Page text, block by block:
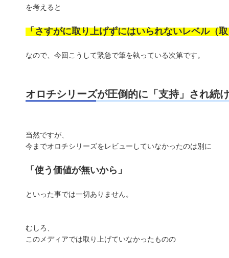
を考えると
「さすがに取り上げずにはいられないレベル（
なので、今回こうして緊急で筆を執っている次第です。
オロチシリーズが圧倒的に「支持」され続
当然ですが、
今までオロチシリーズをレビューしていなかったのは別に
「使う価値が無いから」
といった事では一切ありません。
むしろ、
このメディアでは取り上げていなかったものの